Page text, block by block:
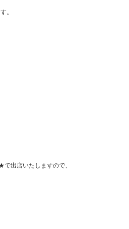
。
出店いたしますので、